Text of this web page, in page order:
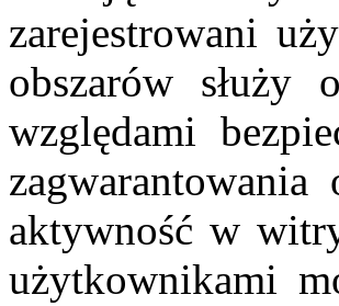
zarejestrowani
obszarów służy
względami
aktywność w
użytkownikami